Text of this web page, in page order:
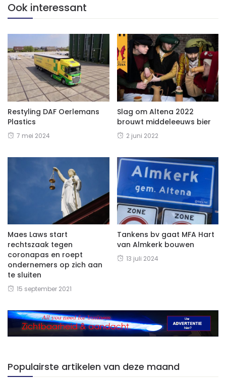
Ook interessant
Restyling DAF Oerlemans
Plastics
7 mei 2024
Slag om Altena 2022
brouwt middeleeuws bier
2 juni 2022
Maes Laws start
rechtszaak tegen
coronapas en roept
ondernemers op zich aan
te sluiten
15 september 2021
Tankens bv gaat MFA Hart
van Almkerk bouwen
13 juli 2024
Populairste artikelen van deze maand